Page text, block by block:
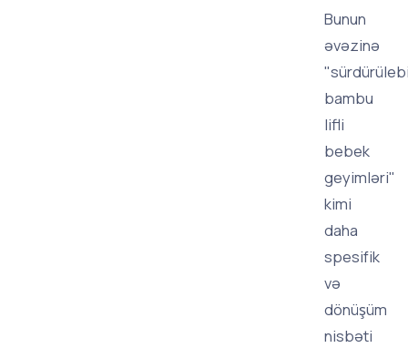
Bunun
əvəzinə
bambu
lifli
bebek
geyimləri"
kimi
daha
spesifik
və
dönüşüm
nisbəti